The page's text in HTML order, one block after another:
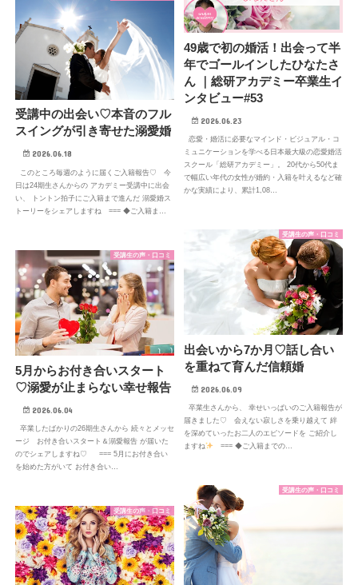
49歳で初の婚活！出会って半
年でゴールインしたひなたさ
ん ｜総研アカデミー卒業生イ
ンタビュー#53
2026.06.23
恋愛・婚活に必要なマインド・ビジュアル・コ
ミュニケーションを学べる日本最大級の恋愛婚活
スクール「総研アカデミー」。 20代から50代ま
で幅広い年代の女性が婚約・入籍を叶えるなど確
かな実績により、累計1,08…
受講中の出会い♡本音のフル
スイングが引き寄せた溺愛婚
2026.06.18
このところ毎週のように届くご入籍報告♡ 今
日は24期生さんからの アカデミー受講中に出会
い、 トントン拍子にご入籍まで進んだ 溺愛婚ス
トーリーをシェアしますね === ◆ご入籍ま…
受講生の声・口コミ
出会いから7か月♡話し合い
を重ねて育んだ信頼婚
2026.06.09
卒業生さんから、 幸せいっぱいのご入籍報告が
届きました♡ 会えない寂しさを乗り越えて 絆
を深めていったお二人のエピソードを ご紹介し
ますね
=== ◆ご入籍までの…
受講生の声・口コミ
5月からお付き合いスタート
♡溺愛が止まらない幸せ報告
2026.06.04
卒業したばかりの26期生さんから 続々とメッセ
ージ お付き合いスタート＆溺愛報告 が届いた
のでシェアしますね♡ === 5月にお付き合い
を始めた方がいて お付き合い…
受講生の声・口コミ
受講生の声・口コミ